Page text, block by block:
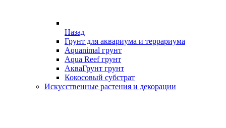
Назад
Грунт для аквариума и террариума
Aquanimal грунт
Aqua Reef грунт
АкваГрунт грунт
Кокосовый субстрат
Искусственные растения и декорации